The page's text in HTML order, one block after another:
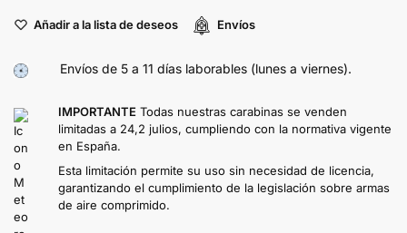
Añadir a la lista de deseos Envíos
Envíos de 5 a 11 días laborables (lunes a viernes).
IMPORTANTE Todas nuestras carabinas se venden
limitadas a 24,2 julios, cumpliendo con la normativa vigente
en España.
Esta limitación permite su uso sin necesidad de licencia,
garantizando el cumplimiento de la legislación sobre armas
de aire comprimido.